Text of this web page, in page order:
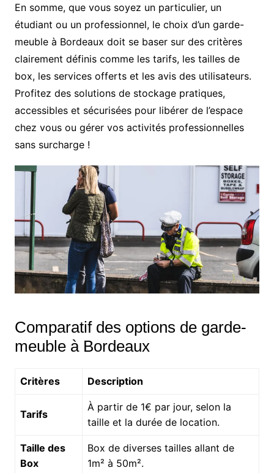
En somme, que vous soyez un particulier, un
étudiant ou un professionnel, le choix d’un garde-
meuble à Bordeaux doit se baser sur des critères
clairement définis comme les tarifs, les tailles de
box, les services offerts et les avis des utilisateurs.
Profitez des solutions de stockage pratiques,
accessibles et sécurisées pour libérer de l’espace
chez vous ou gérer vos activités professionnelles
sans surcharge !
Comparatif des options de garde-
meuble à Bordeaux
Critères Description
Tarifs
À partir de 1€ par jour, selon la
taille et la durée de location.
Taille des
Box
Box de diverses tailles allant de
1m² à 50m².